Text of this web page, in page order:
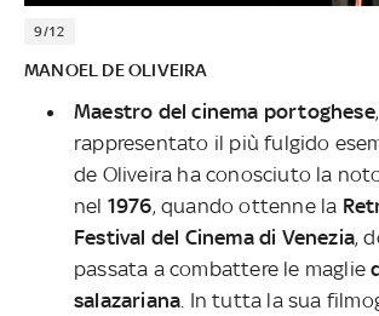
9/12
MANOEL DE OLIVEIRA
Maestro del cinema portoghese
rappresentato il più fulgido
de Oliveira ha conosciuto la
nel 1976, quando ottenne la
Festival del Cinema di Venezia,
passata a combattere le maglie
salazariana . In tutta la sua